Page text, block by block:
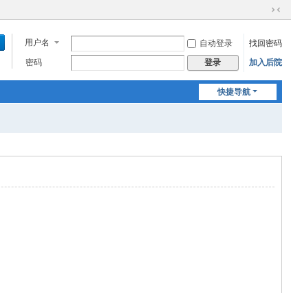
切
到
窄
用户名 自动登录
找回密码
密码
登录 加入后院
快捷导航